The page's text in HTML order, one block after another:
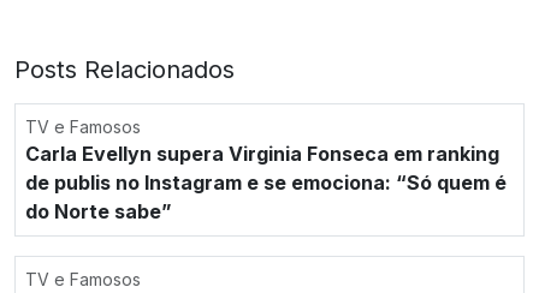
Posts Relacionados
TV e Famosos
Carla Evellyn supera Virginia Fonseca em ranking
de publis no Instagram e se emociona: “Só quem é
do Norte sabe”
TV e Famosos